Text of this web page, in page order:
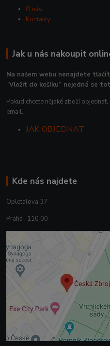
O nás
Kontakty
Jak u nás nakoupit
Na našem webu nenajdete
“Vložit do košíku“ nejedná se
Pokud chcete nějaké zboží
email.
JAK OBJEDNAT
Kde nás najdete
Opletalova 37
Praha , 110 00